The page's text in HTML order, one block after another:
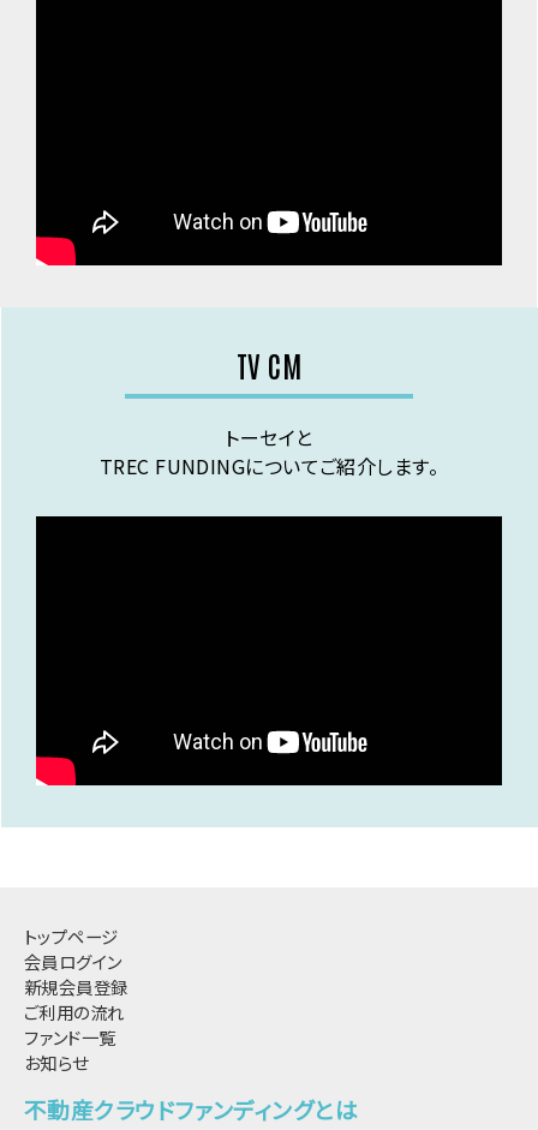
TV CM
トーセイと
TREC FUNDINGについてご紹介します。
トップページ
会員ログイン
新規会員登録
ご利用の流れ
ファンド一覧
お知らせ
不動産クラウドファンディングとは